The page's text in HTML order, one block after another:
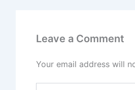
Leave a Comment
Your email address will